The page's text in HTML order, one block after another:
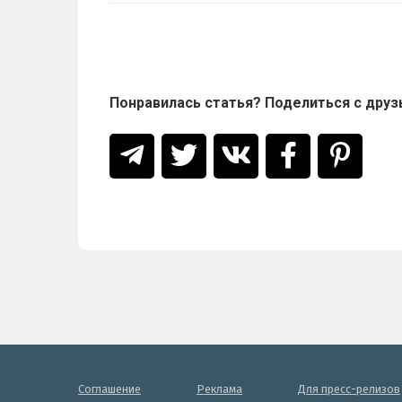
Понравилась статья? Поделиться с
Соглашение Реклама Для пресс-релизов